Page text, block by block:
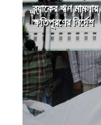
ব্র্যাকের ঋণ
ক্ষতিপূরণের নির্দেশ